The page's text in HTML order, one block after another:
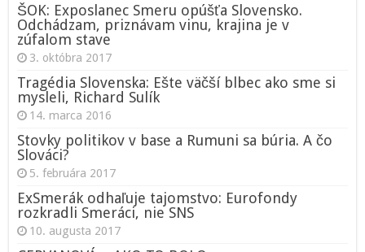
ŠOK: Exposlanec Smeru opúšťa Slovensko.
Odchádzam, priznávam vinu, krajina je v
zúfalom stave
3. októbra 2017
Tragédia Slovenska: Ešte väčší blbec ako sme si
mysleli, Richard Sulík
14. marca 2016
Stovky politikov v base a Rumuni sa búria. A čo
Slováci?
5. februára 2017
ExSmerák odhaľuje tajomstvo: Eurofondy
rozkradli Smeráci, nie SNS
10. augusta 2017